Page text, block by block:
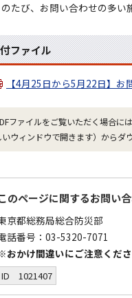
のたび、お問い合わせの多い
ファイル
【4月25日から5月22日】お
ファイルをご覧いただく場合に
いウィンドウで開きます）からダ
のページに関するお問い
京都総務局総合防災部
話番号：03-5320-7071
おかけ間違いにご注意くださ
ID 1021407